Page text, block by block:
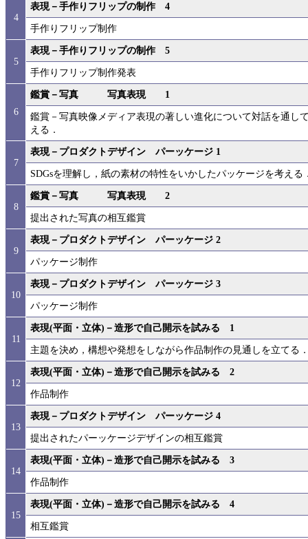
4
表現－手作りフリップの制作 4
手作りフリップ制作
5
表現－手作りフリップの制作 5
手作りフリップ制作発表
6
鑑賞－写真 写真表現 1
鑑賞－写真映像メディア表現の著しい進化について対話を通し
える．
7
表現－プロダクトデザイン パーッケージ 1
SDGsを理解し，紙の素材の特性をいかしたパッケージを考える
8
鑑賞－写真 写真表現 2
提出された写真の相互鑑賞
9
表現－プロダクトデザイン パーッケージ 2
パッケージ制作
10
表現－プロダクトデザイン パーッケージ 3
パッケージ制作
11
表現(平面・立体)－造形で自己開示を試みる 1
主題を決め，構想や発想をしながら作品制作の見通しを立てる
12
表現(平面・立体)－造形で自己開示を試みる 2
作品制作
13
表現－プロダクトデザイン パーッケージ 4
提出されたパーッケージデザインの相互鑑賞
14
表現(平面・立体)－造形で自己開示を試みる 3
作品制作
15
表現(平面・立体)－造形で自己開示を試みる 4
相互鑑賞